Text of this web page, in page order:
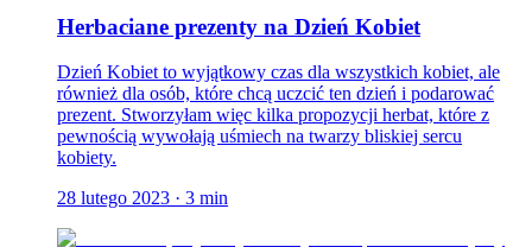
Herbaciane prezenty na Dzień Kobiet
Dzień Kobiet to wyjątkowy czas dla wszystkich kobiet, ale
również dla osób, które chcą uczcić ten dzień i podarować
prezent. Stworzyłam więc kilka propozycji herbat, które z
pewnością wywołają uśmiech na twarzy bliskiej sercu
kobiety.
28 lutego 2023 · 3 min